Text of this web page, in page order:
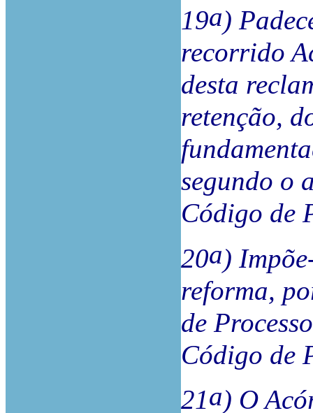
19a)
recorrido
desta
retenção,
segundo o
Código de
20a)
reforma,
de
Código de
21a) O